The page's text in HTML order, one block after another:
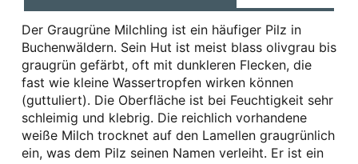
Der Graugrüne Milchling ist ein häufiger Pilz in
Buchenwäldern. Sein Hut ist meist blass olivgrau bis
graugrün gefärbt, oft mit dunkleren Flecken, die
fast wie kleine Wassertropfen wirken können
(guttuliert). Die Oberfläche ist bei Feuchtigkeit sehr
schleimig und klebrig. Die reichlich vorhandene
weiße Milch trocknet auf den Lamellen graugrünlich
ein, was dem Pilz seinen Namen verleiht. Er ist ein